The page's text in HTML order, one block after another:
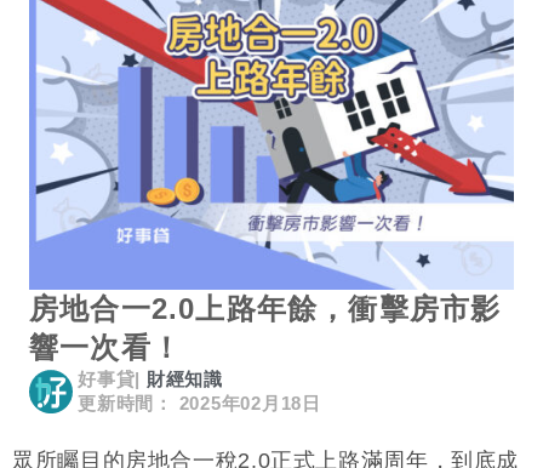
房地合一2.0上路年餘，衝擊房市影
響一次看！
好事貸
財經知識
更新時間： 2025年02月18日
眾所矚目的房地合一稅2.0正式上路滿周年，到底成